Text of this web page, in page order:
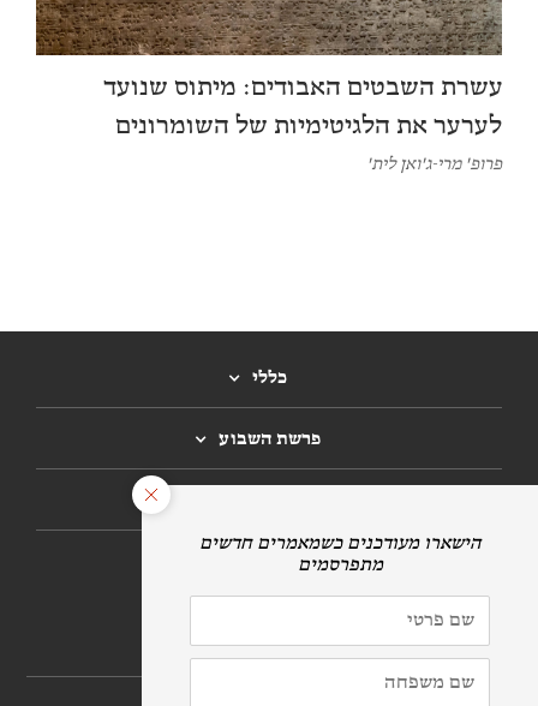
עשרת השבטים האבודים: מיתוס שנועד
לערער את הלגיטימיות של השומרונים
פרופ' מרי-ג'ואן לית'
כללי
פרשת השבוע
הרשמה לניוזלטר